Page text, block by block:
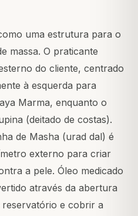
uma estrutura para o
massa. O praticante
do cliente, centrado
à esquerda para
Marma, enquanto o
(deitado de costas).
de Masha (urad dal) é
externo para criar
a pele. Óleo medicado
através da abertura
e cobrir a